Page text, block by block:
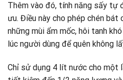
Thêm vào đó, tính năng sấy tự
ưu. Điều này cho phép chén bát
những mùi ẩm mốc, hôi tanh
lúc người dùng để quên không
Chỉ sử dụng 4 lít nước cho một